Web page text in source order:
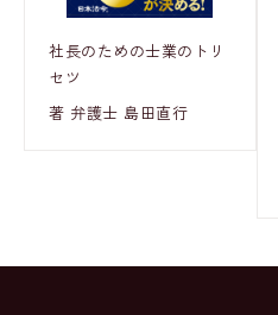
社長のための士業のトリ
セツ
著 弁護士 島田直行